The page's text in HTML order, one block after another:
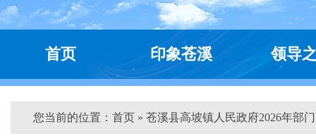
首页 印象苍溪 领导
您当前的位置： 首页 » 苍溪县高坡镇人民政府2026年部